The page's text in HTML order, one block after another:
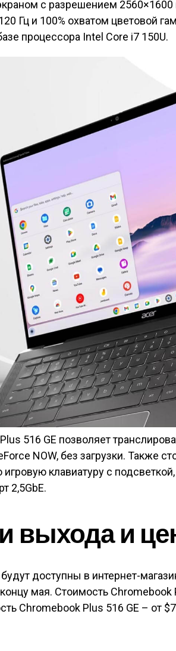
с разрешением 2560×1600
Гц и 100% охватом цветовой
процессора Intel Core i7 150U.
516 GE позволяет
NOW, без загрузки. Также
клавиатуру с
2,5GbE.
выхода и
доступны в интернет-
мая. Стоимость Chromebook
Chromebook Plus 516 GE – от